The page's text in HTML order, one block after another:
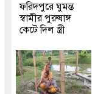
ফরিদপুরে ঘুমন্ত
স্বামীর পুরুষাঙ্গ
কেটে দিল স্ত্রী